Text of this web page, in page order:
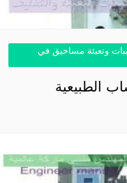
وتعبئة مساحيق في
الطبيعية